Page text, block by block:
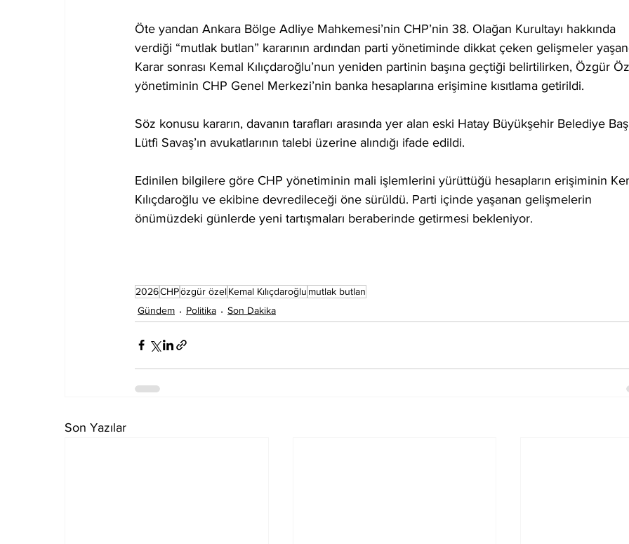
Öte yandan Ankara Bölge Adliye Mahkemesi’nin CHP’nin 38. Olağan Kurultayı hakkında
verdiği “mutlak butlan” kararının ardından parti yönetiminde dikkat çeken gelişmeler
Karar sonrası Kemal Kılıçdaroğlu’nun yeniden partinin başına geçtiği belirtilirken, Özgür
yönetiminin CHP Genel Merkezi’nin banka hesaplarına erişimine kısıtlama getirildi.
Söz konusu kararın, davanın tarafları arasında yer alan eski Hatay Büyükşehir Belediye
Lütfi Savaş’ın avukatlarının talebi üzerine alındığı ifade edildi.
Edinilen bilgilere göre CHP yönetiminin mali işlemlerini yürüttüğü hesapların erişiminin
Kılıçdaroğlu ve ekibine devredileceği öne sürüldü. Parti içinde yaşanan gelişmelerin
önümüzdeki günlerde yeni tartışmaları beraberinde getirmesi bekleniyor.
2026CHPözgür özelKemal Kılıçdaroğlu mutlak butlan
Gündem
Politika Son Dakika
Son Yazılar